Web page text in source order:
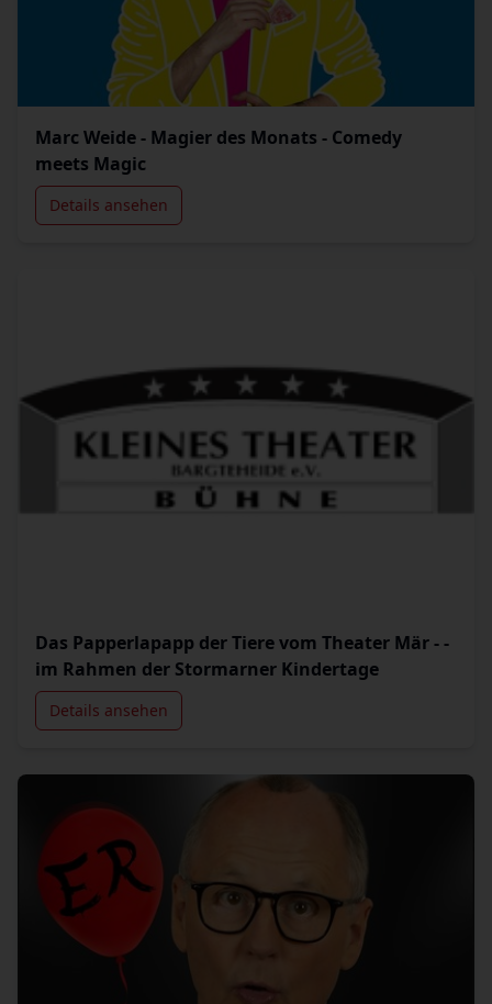
Marc Weide - Magier des Monats - Comedy
meets Magic
Details ansehen
Das Papperlapapp der Tiere vom Theater Mär - -
im Rahmen der Stormarner Kindertage
Details ansehen